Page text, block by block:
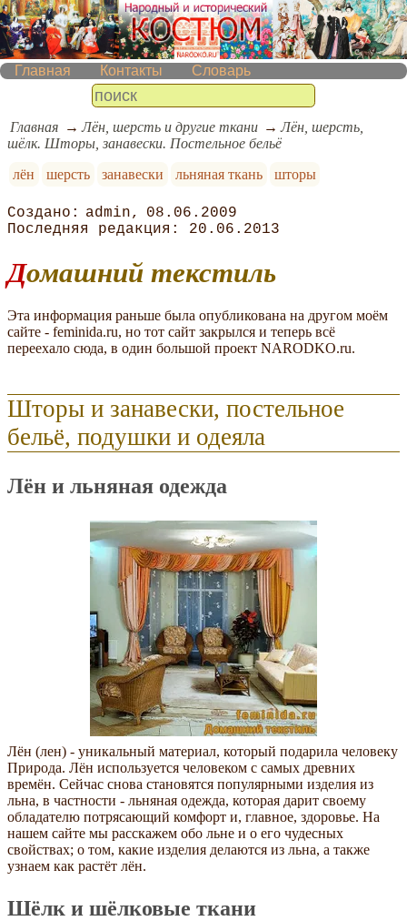
Главная Контакты Словарь
Главная Лён, шерсть и другие ткани
Лён, шерсть,
шёлк. Шторы, занавески. Постельное бельё
лён
шерсть занавески льняная ткань шторы
admin
08.06.2009
20.06.2013
Домашний текстиль
Эта информация раньше была опубликована на другом моём
сайте - feminida.ru, но тот сайт закрылся и теперь всё
переехало сюда, в один большой проект NARODKO.ru.
Шторы и занавески, постельное
бельё, подушки и одеяла
Лён и льняная одежда
Лён (лен) - уникальный материал, который подарила человеку
Природа. Лён используется человеком с самых древних
времён. Сейчас снова становятся популярными изделия из
льна, в частности - льняная одежда, которая дарит своему
обладателю потрясающий комфорт и, главное, здоровье. На
нашем сайте мы расскажем обо льне и о его чудесных
свойствах; о том, какие изделия делаются из льна, а также
узнаем как растёт лён.
Шёлк и шёлковые ткани